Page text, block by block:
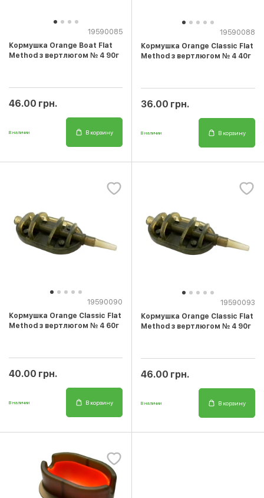
19590085
Кормушка Orange Boat Flat
Method з вертлюгом № 4 90г
46.00 грн.
В наличии В корзину
19590088
Кормушка Orange Classic Flat
Method з вертлюгом № 4 40г
36.00 грн.
В наличии В корзину
19590090
Кормушка Orange Classic Flat
Method з вертлюгом № 4 60г
40.00 грн.
В наличии В корзину
19590093
Кормушка Orange Classic Flat
Method з вертлюгом № 4 90г
46.00 грн.
В наличии В корзину